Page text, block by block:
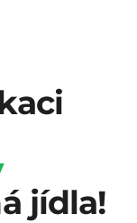
jídla!